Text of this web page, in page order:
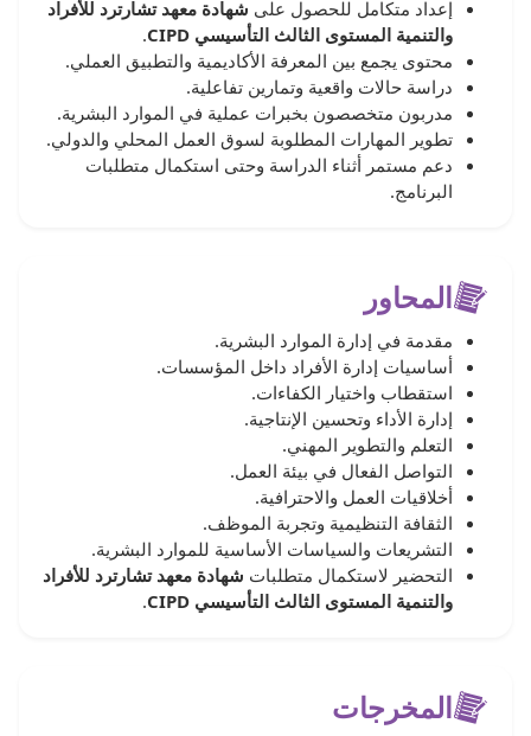
إعداد متكامل للحصول على شهادة معهد تشارترد للأفراد
والتنمية المستوى الثالث التأسيسي CIPD
.
محتوى يجمع بين المعرفة الأكاديمية والتطبيق العملي.
دراسة حالات واقعية وتمارين تفاعلية.
مدربون متخصصون بخبرات عملية في الموارد البشرية.
تطوير المهارات المطلوبة لسوق العمل المحلي والدولي.
دعم مستمر أثناء الدراسة وحتى استكمال متطلبات
البرنامج.
المحاور
مقدمة في إدارة الموارد البشرية.
أساسيات إدارة الأفراد داخل المؤسسات.
استقطاب واختيار الكفاءات.
إدارة الأداء وتحسين الإنتاجية.
التعلم والتطوير المهني.
التواصل الفعال في بيئة العمل.
أخلاقيات العمل والاحترافية.
الثقافة التنظيمية وتجربة الموظف.
التشريعات والسياسات الأساسية للموارد البشرية.
التحضير لاستكمال متطلبات شهادة معهد تشارترد للأفراد
والتنمية المستوى الثالث التأسيسي CIPD
.
المخرجات